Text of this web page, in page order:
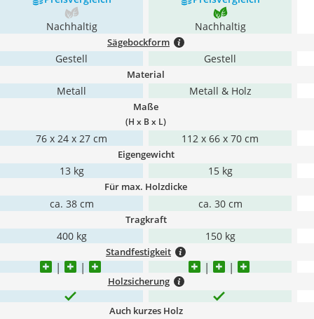
Nachhaltig Nachhaltig
Sägebockform
Gestell Gestell
Material
Metall Metall & Holz
Maße
(H x B x L)
76 x 24 x 27 cm 112 x 66 x 70 cm
Eigengewicht
13 kg 15 kg
Für max. Holzdicke
ca. 38 cm ca. 30 cm
Tragkraft
400 kg 150 kg
Standfestigkeit
Holzsicherung
Auch kurzes Holz